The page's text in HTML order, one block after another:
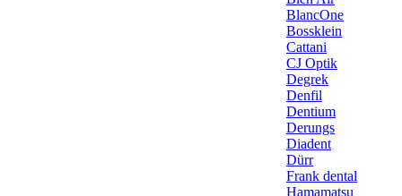
BlancOne
Bossklein
Cattani
CJ Optik
Degrek
Denfil
Dentium
Derungs
Diadent
Dürr
Frank dental
Hamamatsu